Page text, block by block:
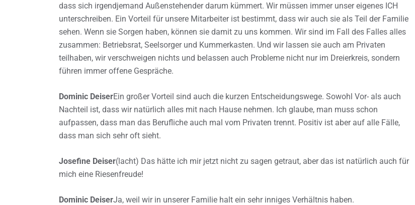
dass sich irgendjemand Außenstehender darum kümmert. Wir müssen immer unser eigenes ICH
unterschreiben. Ein Vorteil für unsere Mitarbeiter ist bestimmt, dass wir auch sie als Teil der Familie
sehen. Wenn sie Sorgen haben, können sie damit zu uns kommen. Wir sind im Fall des Falles alles
zusammen: Betriebsrat, Seelsorger und Kummerkasten. Und wir lassen sie auch am Privaten
teilhaben, wir verschweigen nichts und belassen auch Probleme nicht nur im Dreierkreis, sondern
führen immer offene Gespräche.
Dominic DeiserEin großer Vorteil sind auch die kurzen Entscheidungswege. Sowohl Vor- als auch
Nachteil ist, dass wir natürlich alles mit nach Hause nehmen. Ich glaube, man muss schon
aufpassen, dass man das Berufliche auch mal vom Privaten trennt. Positiv ist aber auf alle Fälle,
dass man sich sehr oft sieht.
Josefine Deiser(lacht) Das hätte ich mir jetzt nicht zu sagen getraut, aber das ist natürlich auch für
mich eine Riesenfreude!
Dominic DeiserJa, weil wir in unserer Familie halt ein sehr inniges Verhältnis haben.